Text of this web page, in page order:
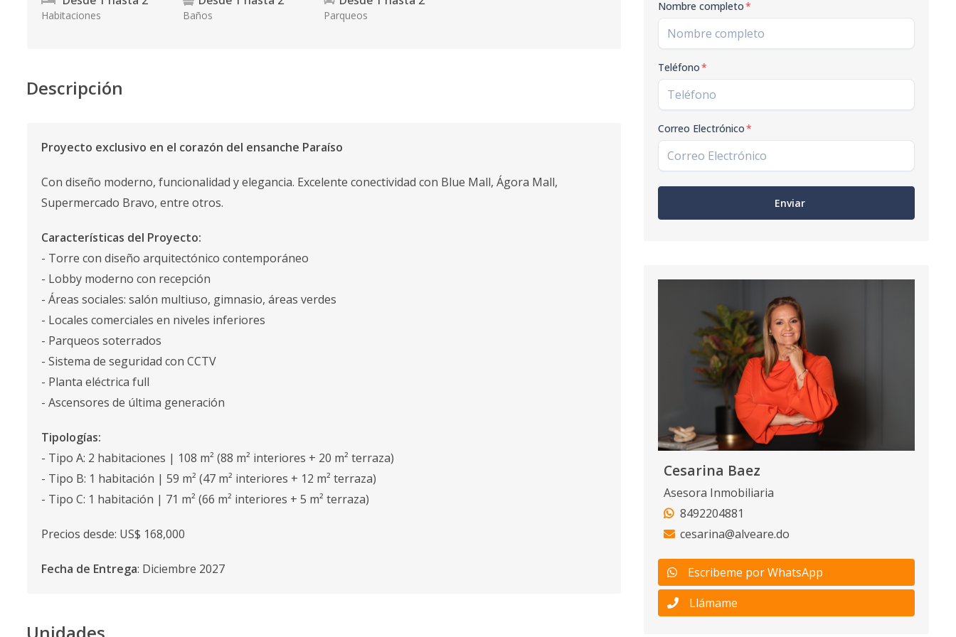
Habitaciones Baños Parqueos
Descripción
Proyecto exclusivo en el corazón del ensanche Paraíso
Con diseño moderno, funcionalidad y elegancia. Excelente conectividad con Blue Mall, Ágora Mall,
Supermercado Bravo, entre otros.
Características del Proyecto:
- Torre con diseño arquitectónico contemporáneo
- Lobby moderno con recepción
- Áreas sociales: salón multiuso, gimnasio, áreas verdes
- Locales comerciales en niveles inferiores
- Parqueos soterrados
- Sistema de seguridad con CCTV
- Planta eléctrica full
- Ascensores de última generación
Tipologías:
- Tipo A: 2 habitaciones | 108 m² (88 m² interiores + 20 m² terraza)
- Tipo B: 1 habitación | 59 m² (47 m² interiores + 12 m² terraza)
- Tipo C: 1 habitación | 71 m² (66 m² interiores + 5 m² terraza)
Precios desde: US$ 168,000
Fecha de Entrega: Diciembre 2027
Nombre completo*
Teléfono*
Correo Electrónico*
Enviar
Cesarina Baez
Asesora Inmobiliaria
8492204881
cesarina@alveare.do
Escribeme por WhatsApp
Llámame